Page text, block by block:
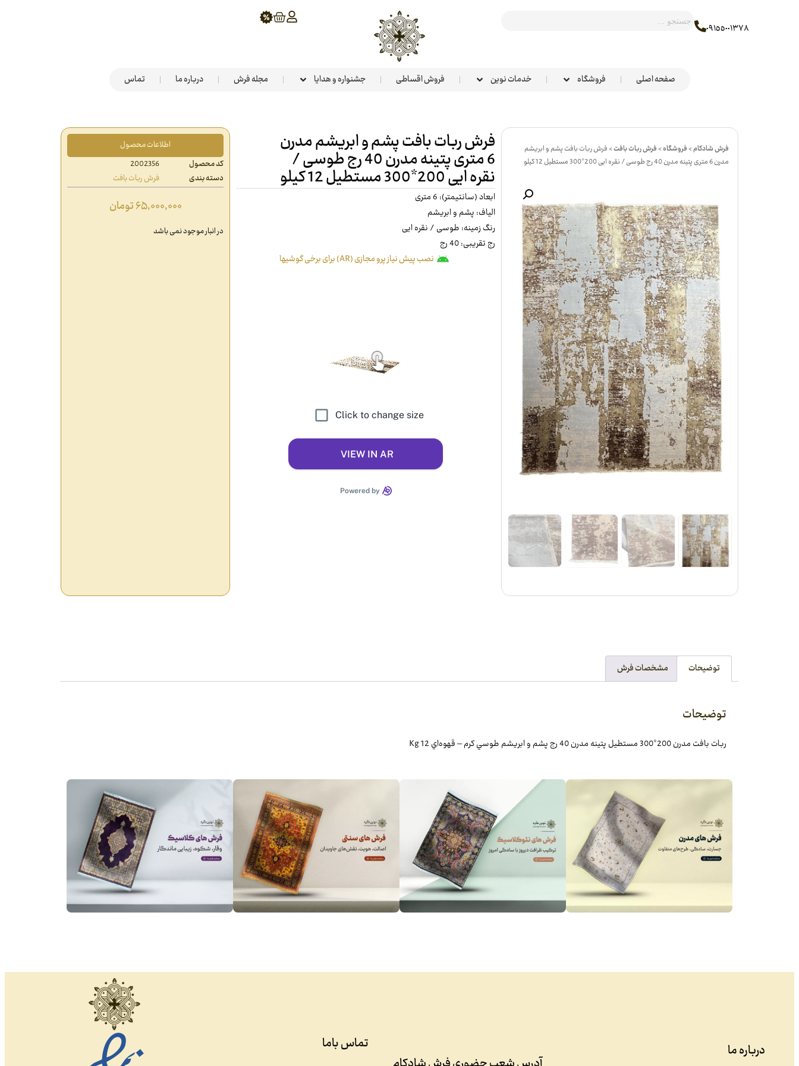
٠٩١٥٥٠٠١٣٧٨
صفحه اصلی فروشگاه خدمات نوین فروش اقساطی جشنواره و هدایا مجله فرش درباره ما تماس
فرش شادکام>فروشگاه>فرش ربات بافت>فرش ربات بافت پشم و ابریشم
مدرن 6 متری پتینه مدرن 40 رج طوسی / نقره ایی 200*300 مستطیل 12 کیلو
فرش ربات بافت پشم و ابریشم مدرن
6 متری پتینه مدرن 40 رج طوسی /
نقره ایی 200*300 مستطیل 12 کیلو
ابعاد (سانتیمتر): 6 متری
الیاف: پشم و ابریشم
رنگ زمینه: طوسی / نقره ایی
رج تقریبی: 40 رج
نصب پیش نیاز پرو مجازی (AR) برای برخی گوشیها
اطلاعات محصول
کد محصول
2002356
دسته بندی
فرش ربات بافت
۶۵,۰۰۰,۰۰۰تومان
در انبار موجود نمی باشد
توضیحات مشخصات فرش
توضیحات
ربات بافت مدرن 200*300 مستطيل پتينه مدرن 40 رج پشم و ابريشم طوسي کرم – قهوه‌اي 12 Kg
درباره ما تماس باما